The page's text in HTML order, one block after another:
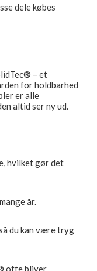
dele købes
– et
for holdbarhed
er alle
altid ser ny ud.
hvilket gør det
år.
du kan være tryg
ofte bliver